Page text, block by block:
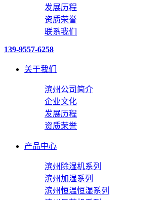
发展历程
资质荣誉
联系我们
139-9557-6258
关于我们
滨州公司简介
企业文化
发展历程
资质荣誉
产品中心
滨州除湿机系列
滨州加湿系列
滨州恒温恒湿系列